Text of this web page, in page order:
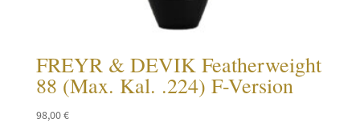
FREYR & DEVIK Featherweight
88 (Max. Kal. .224) F-Version
98,00€